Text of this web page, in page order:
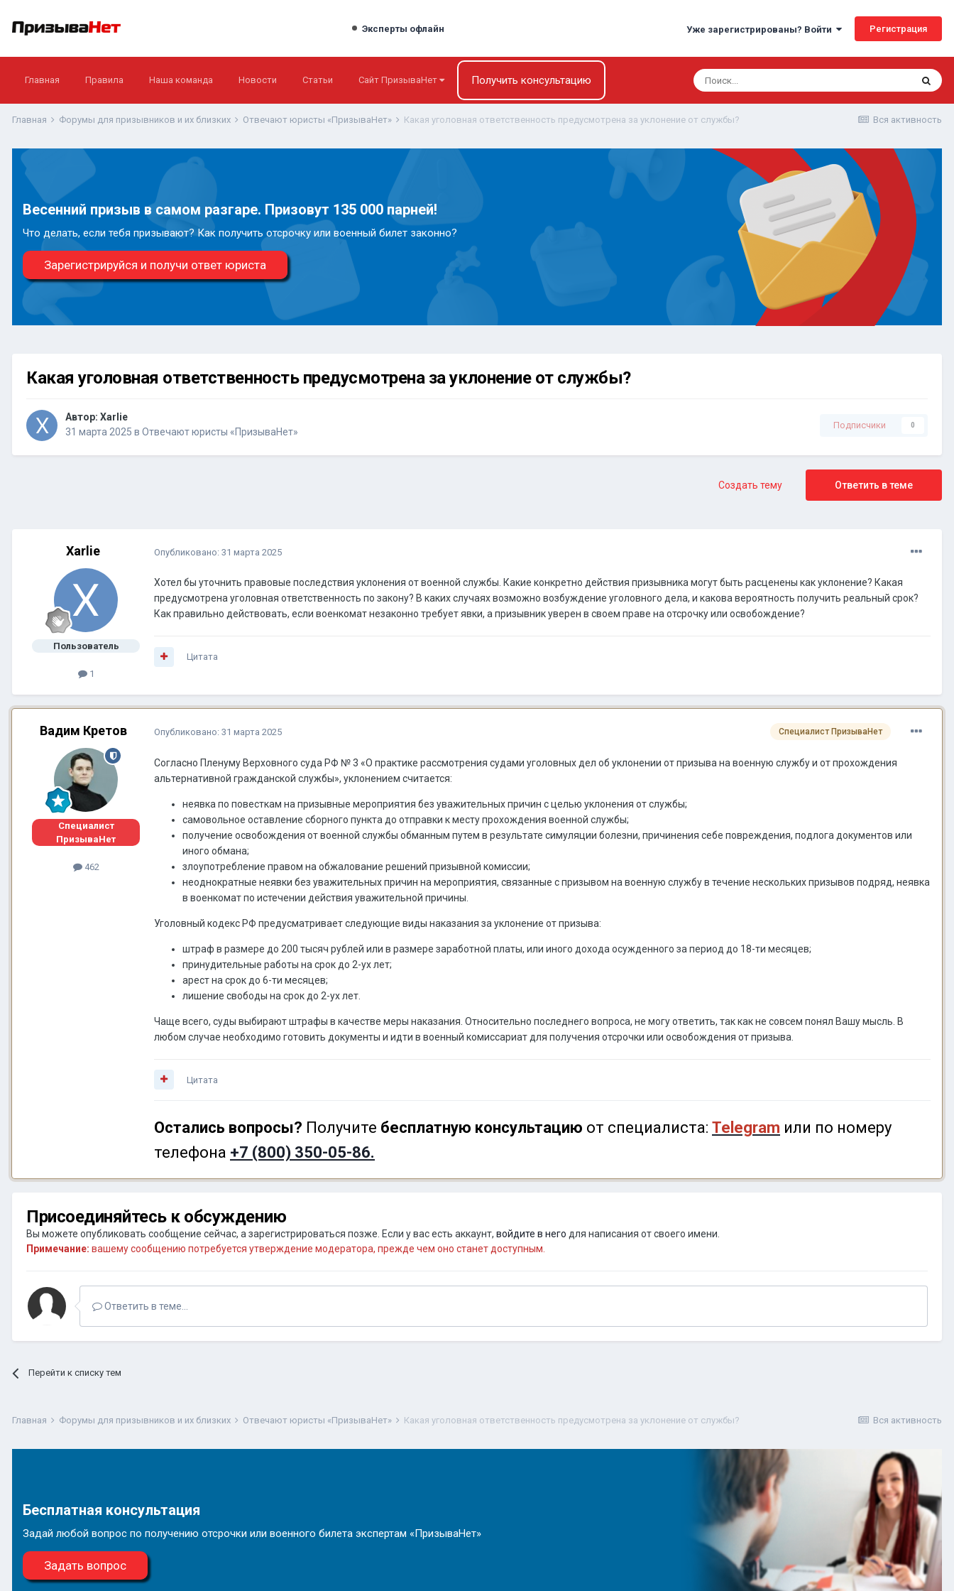
Эксперты офлайн Уже зарегистрированы? Войти Регистрация
Главная Правила Наша команда Новости Статьи Сайт ПризываНет Получить консультацию
Вся активность
Главная Форумы для призывников и их близких Отвечают юристы «ПризываНет» Какая уголовная ответственность предусмотрена за уклонение от службы?
Весенний призыв в самом разгаре. Призовут 135 000 парней!
Что делать, если тебя призывают? Как получить отсрочку или военный билет законно?
Зарегистрируйся и получи ответ юриста
Какая уголовная ответственность предусмотрена за уклонение от службы?
Автор: Xarlie
31 марта 2025 в Отвечают юристы «ПризываНет»
Подписчики 0
Ответить в теме
Создать тему
Xarlie
Пользователь
1
Опубликовано: 31 марта 2025
Хотел бы уточнить правовые последствия уклонения от военной службы. Какие конкретно действия призывника могут быть расценены как уклонение? Какая
предусмотрена уголовная ответственность по закону? В каких случаях возможно возбуждение уголовного дела, и какова вероятность получить реальный срок?
Как правильно действовать, если военкомат незаконно требует явки, а призывник уверен в своем праве на отсрочку или освобождение?
Цитата
Вадим Кретов
Специалист
ПризываНет
462
Специалист ПризываНет
Опубликовано: 31 марта 2025
Согласно Пленуму Верховного суда РФ № 3 «О практике рассмотрения судами уголовных дел об уклонении от призыва на военную службу и от прохождения
альтернативной гражданской службы», уклонением считается:
неявка по повесткам на призывные мероприятия без уважительных причин с целью уклонения от службы;
самовольное оставление сборного пункта до отправки к месту прохождения военной службы;
получение освобождения от военной службы обманным путем в результате симуляции болезни, причинения себе повреждения, подлога документов или
иного обмана;
злоупотребление правом на обжалование решений призывной комиссии;
неоднократные неявки без уважительных причин на мероприятия, связанные с призывом на военную службу в течение нескольких призывов подряд, неявка
в военкомат по истечении действия уважительной причины.
Уголовный кодекс РФ предусматривает следующие виды наказания за уклонение от призыва:
штраф в размере до 200 тысяч рублей или в размере заработной платы, или иного дохода осужденного за период до 18-ти месяцев;
принудительные работы на срок до 2-ух лет;
арест на срок до 6-ти месяцев;
лишение свободы на срок до 2-ух лет.
Чаще всего, суды выбирают штрафы в качестве меры наказания. Относительно последнего вопроса, не могу ответить, так как не совсем понял Вашу мысль. В
любом случае необходимо готовить документы и идти в военный комиссариат для получения отсрочки или освобождения от призыва.
Цитата
Остались вопросы? Получите бесплатную консультацию от специалиста: Telegram или по номеру
телефона +7 (800) 350-05-86.
Присоединяйтесь к обсуждению
Вы можете опубликовать сообщение сейчас, а зарегистрироваться позже. Если у вас есть аккаунт, войдите в него для написания от своего имени.
Примечание: вашему сообщению потребуется утверждение модератора, прежде чем оно станет доступным.
Ответить в теме...
Перейти к списку тем
Вся активность
Главная Форумы для призывников и их близких Отвечают юристы «ПризываНет» Какая уголовная ответственность предусмотрена за уклонение от службы?
Бесплатная консультация
Задай любой вопрос по получению отсрочки или военного билета экспертам «ПризываНет»
Задать вопрос